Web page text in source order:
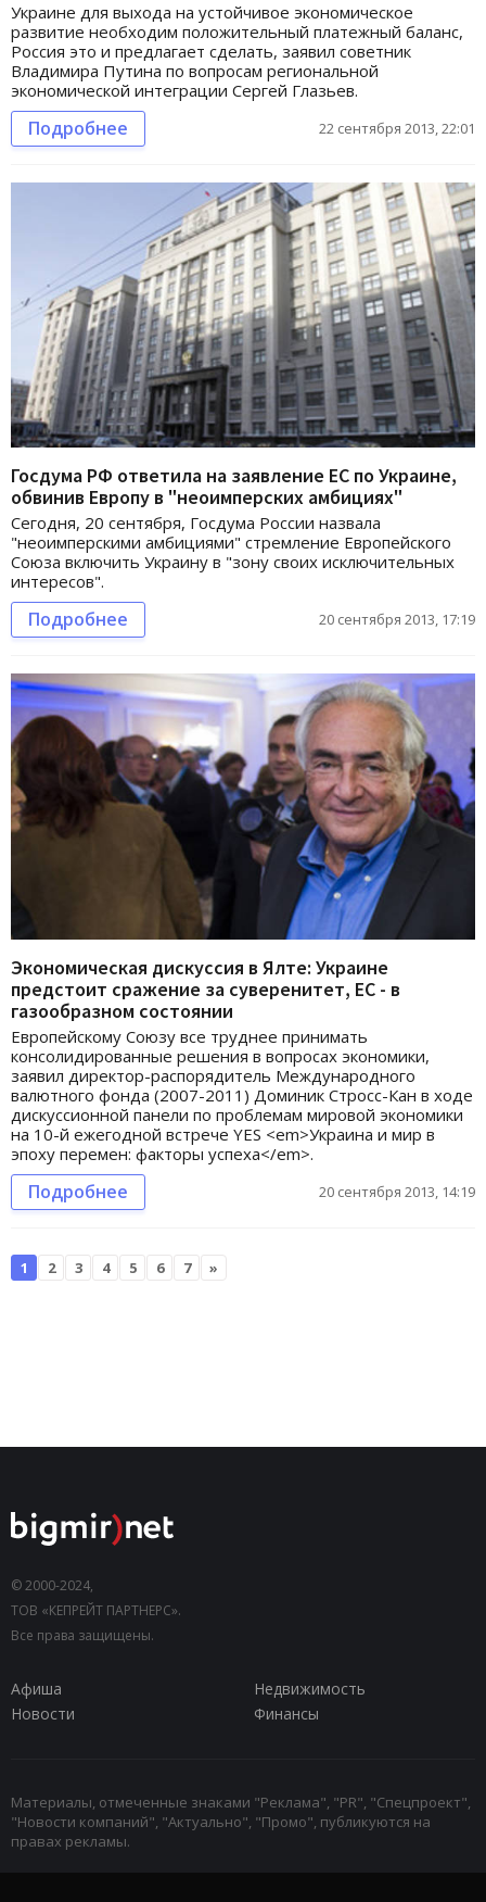
Украине для выхода на устойчивое экономическое
развитие необходим положительный платежный баланс,
Россия это и предлагает сделать, заявил советник
Владимира Путина по вопросам региональной
экономической интеграции Сергей Глазьев.
Подробнее 22 сентября 2013, 22:01
Госдума РФ ответила на заявление ЕС по Украине,
обвинив Европу в "неоимперских амбициях"
Сегодня, 20 сентября, Госдума России назвала
"неоимперскими амбициями" стремление Европейского
Союза включить Украину в "зону своих исключительных
интересов".
Подробнее 20 сентября 2013, 17:19
Экономическая дискуссия в Ялте: Украине
предстоит сражение за суверенитет, ЕС - в
газообразном состоянии
Европейскому Союзу все труднее принимать
консолидированные решения в вопросах экономики,
заявил директор-распорядитель Международного
валютного фонда (2007-2011) Доминик Стросс-Кан в ходе
дискуссионной панели по проблемам мировой экономики
на 10-й ежегодной встрече YES <em>Украина и мир в
эпоху перемен: факторы успеха</em>.
Подробнее 20 сентября 2013, 14:19
1 2 3 4 5 6 7 »
© 2000-2024,
ТОВ «КЕПРЕЙТ ПАРТНЕРС».
Все права защищены.
Афиша
Недвижимость
Новости
Финансы
Материалы, отмеченные знаками "Реклама", "PR", "Спецпроект",
"Новости компаний", "Актуально", "Промо", публикуются на
правах рекламы.